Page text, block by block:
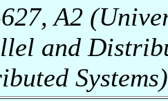
A2
and
Systems)